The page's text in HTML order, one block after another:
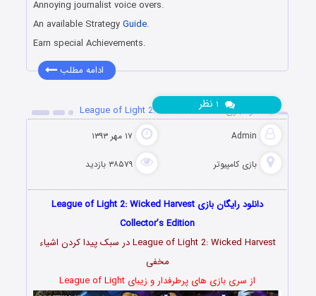
Annoying journalist voice overs.
An available StrategyGuide.
Earn special Achievements.
ادامه مطلب
دانلود بازی League of Light 2: Wicked Harvest
Admin ۱۷ مهر ۱۳۹۳
بازی کامپیوتر ۳۸۵۷۹ بازدید
نظر
دانلود رایگان بازی League of Light 2: Wicked Harvest
Collector’s Edition
League of Light 2: Wicked Harvest در سبک پیدا کردن اشیاء
مخفی
از سری بازی های پرطرفدار و زیبای League of Light